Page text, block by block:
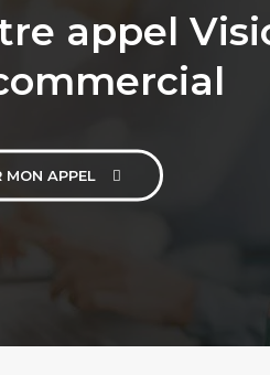
appel
MON APPEL